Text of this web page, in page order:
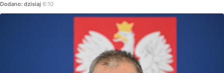
Dodano: dzisiaj 6:10